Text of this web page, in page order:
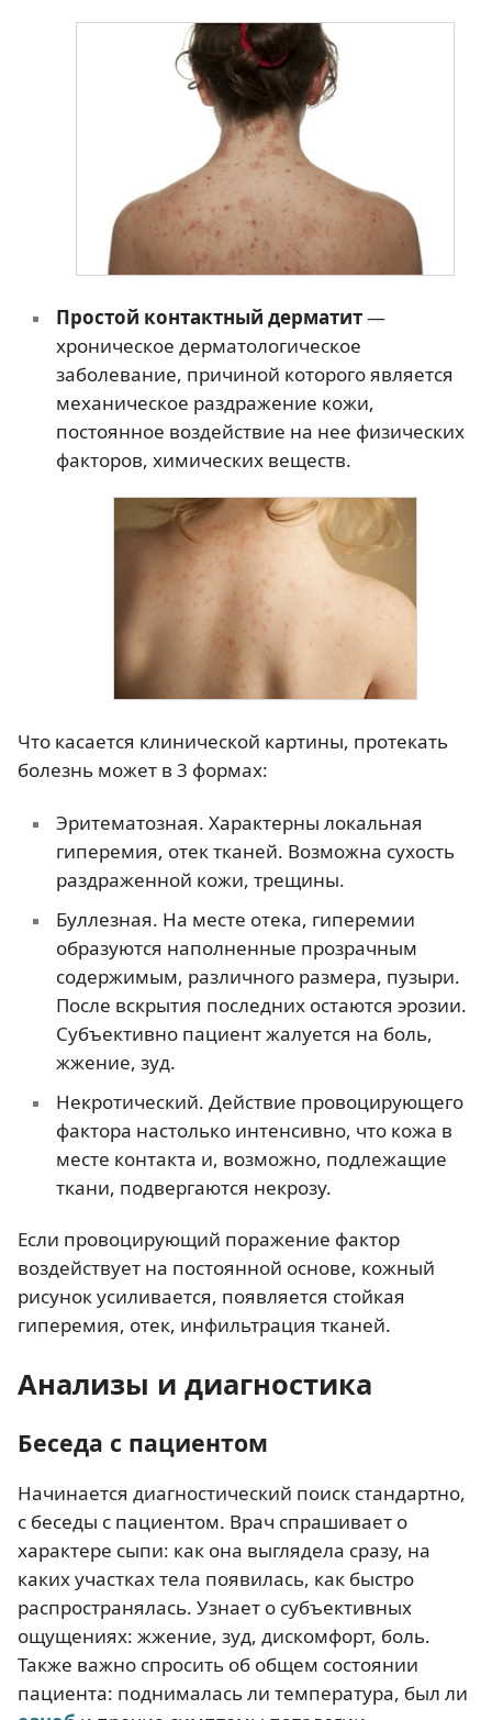
Простой контактный дерматит—
хроническое дерматологическое
заболевание, причиной которого является
механическое раздражение кожи,
постоянное воздействие на нее физических
факторов, химических веществ.
Что касается клинической картины, протекать
болезнь может в 3 формах:
Эритематозная. Характерны локальная
гиперемия, отек тканей. Возможна сухость
раздраженной кожи, трещины.
Буллезная. На месте отека, гиперемии
образуются наполненные прозрачным
содержимым, различного размера, пузыри.
После вскрытия последних остаются эрозии.
Субъективно пациент жалуется на боль,
жжение, зуд.
Некротический. Действие провоцирующего
фактора настолько интенсивно, что кожа в
месте контакта и, возможно, подлежащие
ткани, подвергаются некрозу.
Если провоцирующий поражение фактор
воздействует на постоянной основе, кожный
рисунок усиливается, появляется стойкая
гиперемия, отек, инфильтрация тканей.
Анализы и диагностика
Беседа с пациентом
Начинается диагностический поиск стандартно,
с беседы с пациентом. Врач спрашивает о
характере сыпи: как она выглядела сразу, на
каких участках тела появилась, как быстро
распространялась. Узнает о субъективных
ощущениях: жжение, зуд, дискомфорт, боль.
Также важно спросить об общем состоянии
пациента: поднималась ли температура, был ли